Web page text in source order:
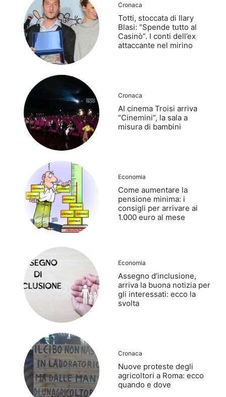
Cronaca
Totti, stoccata di Ilary
Blasi: “Spende tutto al
Casinò”. I conti dell’ex
attaccante nel mirino
Cronaca
Al cinema Troisi arriva
“Cinemini”, la sala a
misura di bambini
Economia
Come aumentare la
pensione minima: i
consigli per arrivare ai
1.000 euro al mese
Economia
Assegno d’inclusione,
arriva la buona notizia per
gli interessati: ecco la
svolta
Cronaca
Nuove proteste degli
agricoltori a Roma: ecco
quando e dove